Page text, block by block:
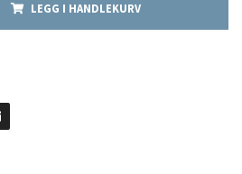
LEGG I HANDLEKURV